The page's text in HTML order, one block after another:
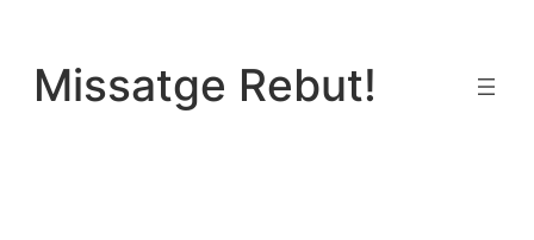
contingut
Missatge Rebut!